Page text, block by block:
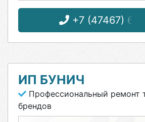
+7 (47467) 6-
ИП БУНИЧ
Профессиональный ремонт
брендов